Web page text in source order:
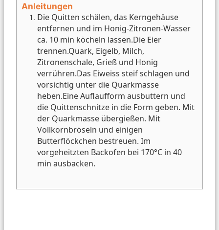
Anleitungen
Die Quitten schälen, das Kerngehäuse
entfernen und im Honig-Zitronen-Wasser
ca. 10 min köcheln lassen.Die Eier
trennen.Quark, Eigelb, Milch,
Zitronenschale, Grieß und Honig
verrühren.Das Eiweiss steif schlagen und
vorsichtig unter die Quarkmasse
heben.Eine Auflaufform ausbuttern und
die Quittenschnitze in die Form geben. Mit
der Quarkmasse übergießen. Mit
Vollkornbröseln und einigen
Butterflöckchen bestreuen. Im
vorgeheitzten Backofen bei 170°C in 40
min ausbacken.